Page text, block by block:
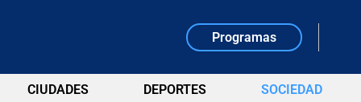
Programas
CIUDADES DEPORTES SOCIEDAD